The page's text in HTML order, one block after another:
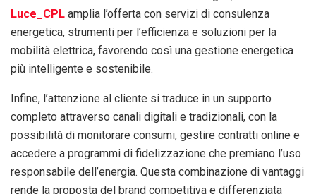
Luce_CPL amplia l’offerta con servizi di consulenza
energetica, strumenti per l’efficienza e soluzioni per la
mobilità elettrica, favorendo così una gestione energetica
più intelligente e sostenibile.
Infine, l’attenzione al cliente si traduce in un supporto
completo attraverso canali digitali e tradizionali, con la
possibilità di monitorare consumi, gestire contratti online e
accedere a programmi di fidelizzazione che premiano l’uso
responsabile dell’energia. Questa combinazione di vantaggi
rende la proposta del brand competitiva e differenziata